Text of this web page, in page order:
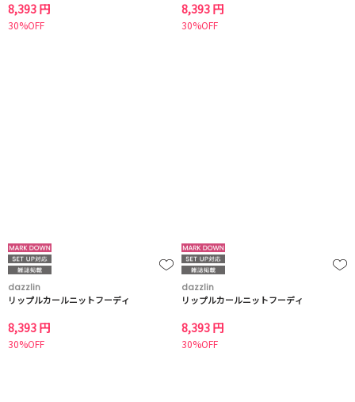
8,393 円
30%OFF
8,393 円
30%OFF
dazzlin
リップルカールニットフーディ
8,393 円
30%OFF
dazzlin
リップルカールニットフーディ
8,393 円
30%OFF